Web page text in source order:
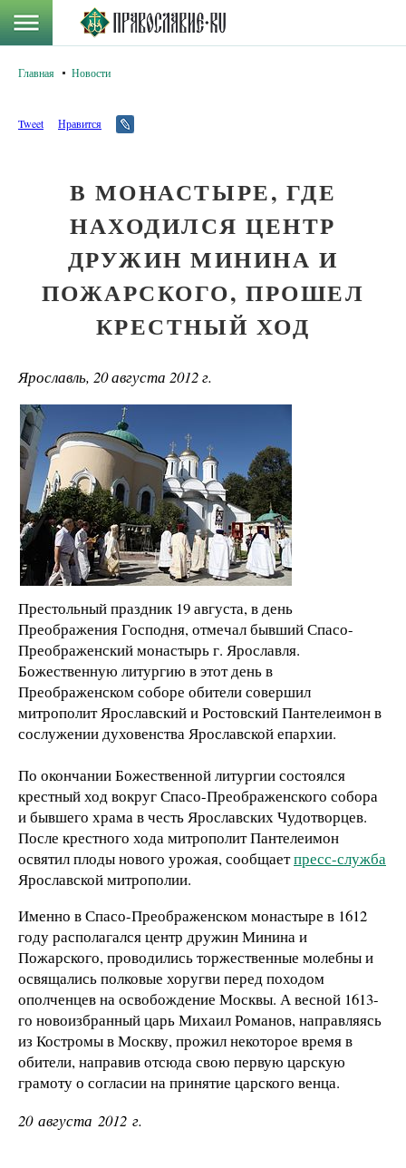
Главная Новости
Tweet Нравится
В МОНАСТЫРЕ, ГДЕ
НАХОДИЛСЯ ЦЕНТР
ДРУЖИН МИНИНА И
ПОЖАРСКОГО, ПРОШЕЛ
КРЕСТНЫЙ ХОД
Ярославль, 20 августа 2012 г.
Престольный праздник 19 августа, в день
Преображения Господня, отмечал бывший Спасо-
Преображенский монастырь г. Ярославля.
Божественную литургию в этот день в
Преображенском соборе обители совершил
митрополит Ярославский и Ростовский Пантелеимон в
сослужении духовенства Ярославской епархии.
По окончании Божественной литургии состоялся
крестный ход вокруг Спасо-Преображенского собора
и бывшего храма в честь Ярославских Чудотворцев.
После крестного хода митрополит Пантелеимон
освятил плоды нового урожая, сообщаетпресс-служба
Ярославской митрополии.
Именно в Спасо-Преображенском монастыре в 1612
году располагался центр дружин Минина и
Пожарского, проводились торжественные молебны и
освящались полковые хоругви перед походом
ополченцев на освобождение Москвы. А весной 1613-
го новоизбранный царь Михаил Романов, направляясь
из Костромы в Москву, прожил некоторое время в
обители, направив отсюда свою первую царскую
грамоту о согласии на принятие царского венца.
20 августа 2012 г.